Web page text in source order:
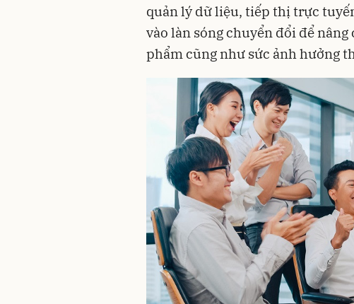
quản lý dữ liệu, tiếp thị trực
vào làn sóng chuyển đổi để
phẩm cũng như sức ảnh hưởng